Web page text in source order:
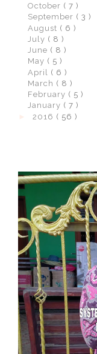
October ( 7 )
September ( 3 )
August ( 6 )
July ( 8 )
June ( 8 )
May ( 5 )
April ( 6 )
March ( 8 )
February ( 5 )
January ( 7 )
2016 ( 56 )